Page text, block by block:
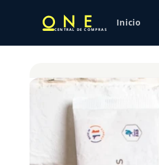
directamente
al contenidoCENTRAL DE COMPRAS
Inicio
directamente
a la
información
del producto